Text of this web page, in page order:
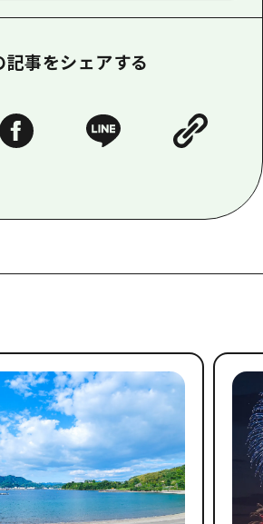
記事をシェアする